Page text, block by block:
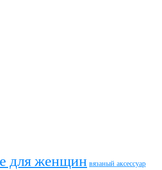
для женщин вязаный аксессуар